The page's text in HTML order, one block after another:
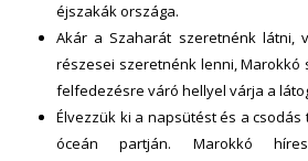
éjszakák országa.
Akár a Szaharát szeretnénk látni,
részesei szeretnénk lenni, Marokkó
felfedezésre váró hellyel várja a
Élvezzük ki a napsütést és a
óceán partján. Marokkó